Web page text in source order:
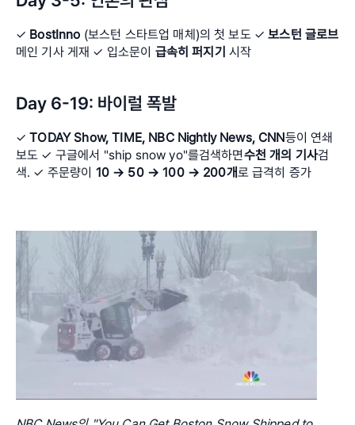
✓ BostInno (보스턴 스타트업 매체)의 첫 보도 ✓ 보스턴 글로브
메인 기사 게재 ✓ 입소문이 급속히 퍼지기 시작
Day 6-19: 바이럴 폭발
✓ TODAY Show, TIME, NBC Nightly News, CNN등이 연쇄
보도 ✓ 구글에서 "ship snow yo"를검색하면수천 개의 기사검
색. ✓ 주문량이 10 → 50 → 100 → 200개로 급격히 증가